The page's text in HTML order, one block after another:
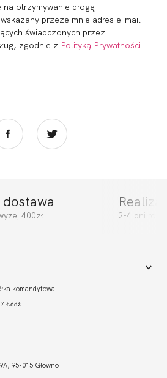
otrzymywanie drogą
przeze mnie adres e-mail
świadczonych przez
zgodnie z Polityką Prywatności
dostawa
400zł 2-4 dni
komandytowa
Łódź
95-015 Głowno